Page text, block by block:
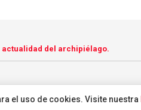
del archipiélago.
el uso de cookies. Visite nuestra